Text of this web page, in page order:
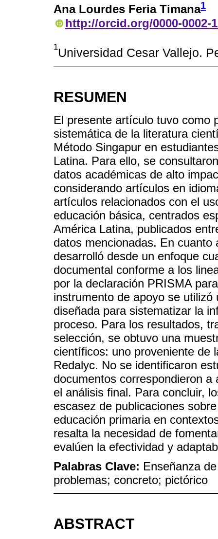
Ana Lourdes Feria Timana1
http://orcid.org/0000-0002-
1Universidad Cesar Vallejo.
RESUMEN
El presente artículo tuvo como
sistemática de la literatura
Método Singapur en
Latina. Para ello, se
datos académicas de alto
considerando artículos en
artículos relacionados con el
educación básica, centrados
América Latina, publicados
datos mencionadas. En
desarrolló desde un enfoque
documental conforme a los
por la declaración PRISMA
instrumento de apoyo se
diseñada para sistematizar la
proceso. Para los resultados,
selección, se obtuvo una
científicos: uno proveniente de
Redalyc. No se identificaron
documentos correspondieron
el análisis final. Para concluir,
escasez de publicaciones
educación primaria en
resalta la necesidad de
evalúen la efectividad y
Palabras Clave: Enseñanza
problemas; concreto; pictórico
ABSTRACT